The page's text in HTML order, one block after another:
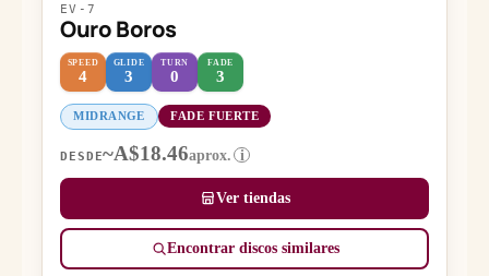
EV-7
Ouro Boros
SPEED
4
GLIDE
3
TURN
0
FADE
3
MIDRANGE FADE FUERTE
DESDE~A$18.46aprox. i
Ver tiendas
Encontrar discos similares